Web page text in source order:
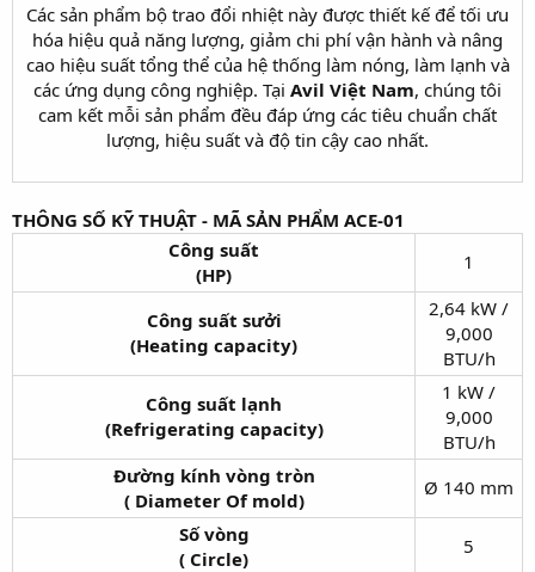
Các sản phẩm bộ trao đổi nhiệt này được thiết kế để tối ưu
hóa hiệu quả năng lượng, giảm chi phí vận hành và nâng
cao hiệu suất tổng thể của hệ thống làm nóng, làm lạnh và
các ứng dụng công nghiệp. Tại Avil Việt Nam, chúng tôi
cam kết mỗi sản phẩm đều đáp ứng các tiêu chuẩn chất
lượng, hiệu suất và độ tin cậy cao nhất.
THÔNG SỐ KỸ THUẬT - MÃ SẢN PHẨM ACE-01
Công suất
(HP)
1
Công suất sưởi
(Heating capacity)
2,64 kW /
9,000
BTU/h
Công suất lạnh
(Refrigerating capacity)
1 kW /
9,000
BTU/h
Đường kính vòng tròn
( Diameter Of mold)
Ø 140 mm
Số vòng
( Circle)
5